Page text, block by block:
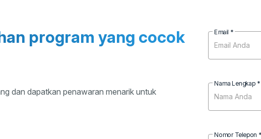
program yang cocok
dan dapatkan penawaran menarik untuk
Email *
Nama Lengkap *
Nomor Telepon *